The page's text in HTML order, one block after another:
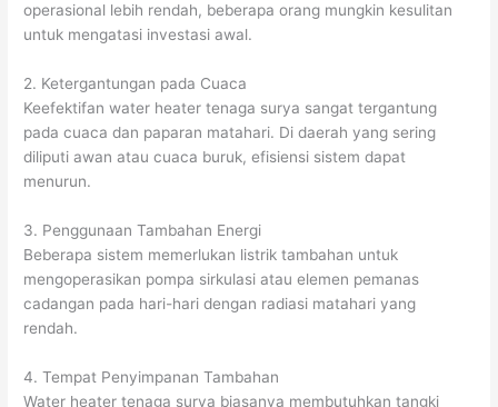
operasional lebih rendah, beberapa orang mungkin kesulitan
untuk mengatasi investasi awal.
2. Ketergantungan pada Cuaca
Keefektifan water heater tenaga surya sangat tergantung
pada cuaca dan paparan matahari. Di daerah yang sering
diliputi awan atau cuaca buruk, efisiensi sistem dapat
menurun.
3. Penggunaan Tambahan Energi
Beberapa sistem memerlukan listrik tambahan untuk
mengoperasikan pompa sirkulasi atau elemen pemanas
cadangan pada hari-hari dengan radiasi matahari yang
rendah.
4. Tempat Penyimpanan Tambahan
Water heater tenaga surya biasanya membutuhkan tangki